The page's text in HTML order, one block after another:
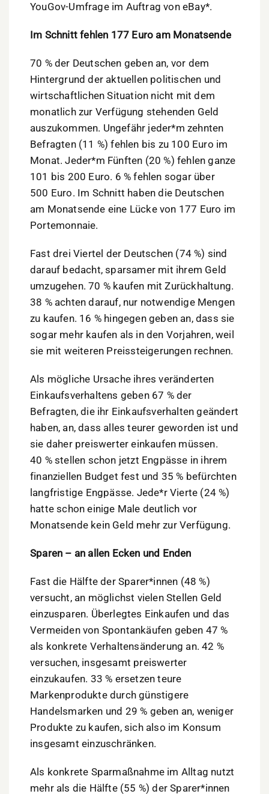
YouGov-Umfrage im Auftrag von eBay*.
Im Schnitt fehlen 177 Euro am Monatsende
70 % der Deutschen geben an, vor dem
Hintergrund der aktuellen politischen und
wirtschaftlichen Situation nicht mit dem
monatlich zur Verfügung stehenden Geld
auszukommen. Ungefähr jeder*m zehnten
Befragten (11 %) fehlen bis zu 100 Euro im
Monat. Jeder*m Fünften (20 %) fehlen ganze
101 bis 200 Euro. 6 % fehlen sogar über
500 Euro. Im Schnitt haben die Deutschen
am Monatsende eine Lücke von 177 Euro im
Portemonnaie.
Fast drei Viertel der Deutschen (74 %) sind
darauf bedacht, sparsamer mit ihrem Geld
umzugehen. 70 % kaufen mit Zurückhaltung.
38 % achten darauf, nur notwendige Mengen
zu kaufen. 16 % hingegen geben an, dass sie
sogar mehr kaufen als in den Vorjahren, weil
sie mit weiteren Preissteigerungen rechnen.
Als mögliche Ursache ihres veränderten
Einkaufsverhaltens geben 67 % der
Befragten, die ihr Einkaufsverhalten geändert
haben, an, dass alles teurer geworden ist und
sie daher preiswerter einkaufen müssen.
40 % stellen schon jetzt Engpässe in ihrem
finanziellen Budget fest und 35 % befürchten
langfristige Engpässe. Jede*r Vierte (24 %)
hatte schon einige Male deutlich vor
Monatsende kein Geld mehr zur Verfügung.
Sparen – an allen Ecken und Enden
Fast die Hälfte der Sparer*innen (48 %)
versucht, an möglichst vielen Stellen Geld
einzusparen. Überlegtes Einkaufen und das
Vermeiden von Spontankäufen geben 47 %
als konkrete Verhaltensänderung an. 42 %
versuchen, insgesamt preiswerter
einzukaufen. 33 % ersetzen teure
Markenprodukte durch günstigere
Handelsmarken und 29 % geben an, weniger
Produkte zu kaufen, sich also im Konsum
insgesamt einzuschränken.
Als konkrete Sparmaßnahme im Alltag nutzt
mehr als die Hälfte (55 %) der Sparer*innen